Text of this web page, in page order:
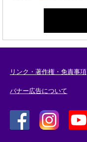
リンク・著作権・免責事項
バナー広告について